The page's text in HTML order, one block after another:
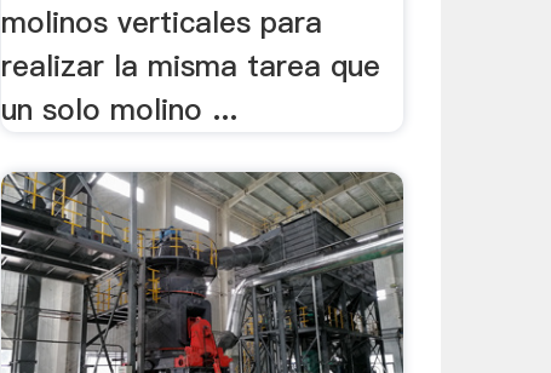
molinos verticales para
realizar la misma tarea que
un solo molino ...